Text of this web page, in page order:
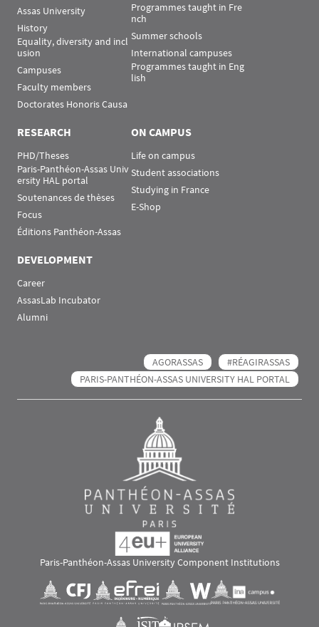
Assas University
History
Equality, diversity and incl
usion
Campuses
Faculty members
Doctorates Honoris Causa
Programmes taught in Fre
nch
Summer schools
International campuses
Programmes taught in Eng
lish
RESEARCH
PHD/Theses
Paris-Panthéon-Assas Univ
ersity HAL portal
Soutenances de thèses
Focus
Éditions Panthéon-Assas
ON CAMPUS
Life on campus
Student associations
Studying in France
E-Shop
DEVELOPMENT
Career
AssasLab Incubator
Alumni
AGORASSAS
#RÉAGIRASSAS
PARIS-PANTHÉON-ASSAS UNIVERSITY HAL PORTAL
Paris-Panthéon-Assas University Component Institutions
Visuel svgVisuel svg Visuel svgVisuel svg
Visuel svgVisuel svg